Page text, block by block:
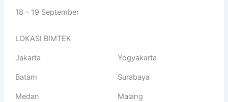
18 – 19 September
LOKASI BIMTEK
Jakarta Yogyakarta
Batam Surabaya
Medan Malang